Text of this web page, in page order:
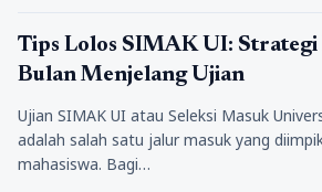
Pendidikan
Tips Lolos SIMAK UI: Strategi
Bulan Menjelang Ujian
Ujian SIMAK UI atau Seleksi Masuk
adalah salah satu jalur masuk yang
mahasiswa. Bagi…